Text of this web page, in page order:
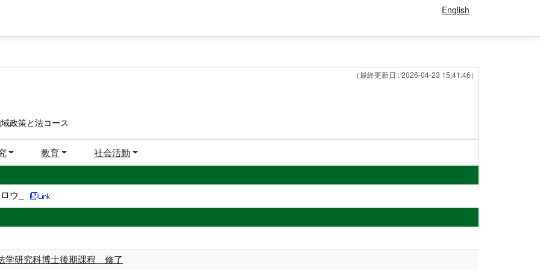
English
（最終更新日 : 2026-04-23 15:41:46）
政策と法コース
教育 社会活動
ウ_
学研究科博士後期課程 修了